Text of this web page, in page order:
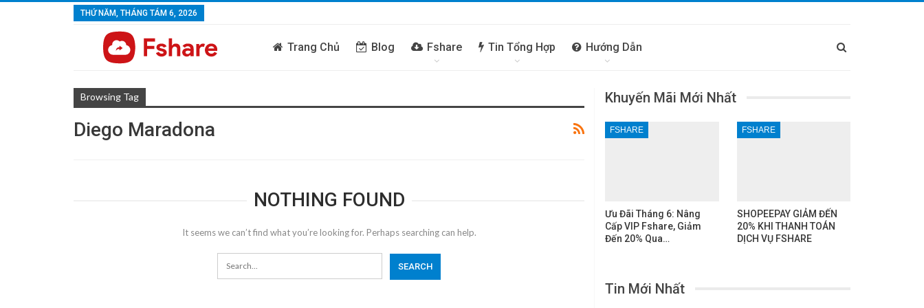
THỨ NĂM, THÁNG TÁM 6, 2026
Trang Chủ Blog Fshare Tin Tổng Hợp Hướng Dẫn
Browsing Tag
Diego Maradona
NOTHING FOUND
It seems we can’t find what you’re looking for. Perhaps searching can help.
Khuyến Mãi Mới Nhất
FSHARE
Ưu Đãi Tháng 6: Nâng
Cấp VIP Fshare, Giảm
Đến 20% Qua…
FSHARE
SHOPEEPAY GIẢM ĐẾN
20% KHI THANH TOÁN
DỊCH VỤ FSHARE
Tin Mới Nhất